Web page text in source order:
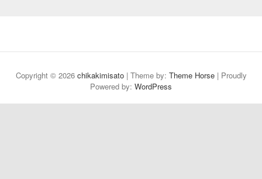
Copyright © 2026 chikakimisato| Theme by: Theme Horse| Proudly
Powered by: WordPress